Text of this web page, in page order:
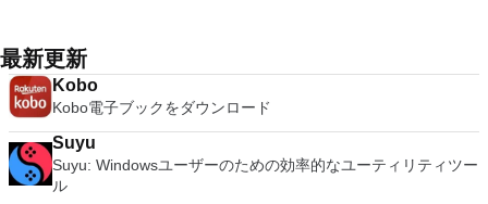
ューターへのログインに使用するのと同じユーザー名とパスワ
ードを入力するだけです。 WIN 7,8,8.1,10をサポートしま
す。 VNC ViewerのMacバージョンをお探しですか？ここから
ダウンロード
which is easy to master and supports remote Telnet or SSH
host connections then Tera Term is a good choice.
32ビットと64ビットの両方の仮想マシンを実行します。 2-
way Virtual SMPを活用します。 サードパーティの仮想マシン
とイメージを使用します。 ホストコンピューターと仮想マシ
ン間でデータを共有します。 幅広いホストおよびゲストオペ
レーティングシステムのサポート。 USB 2.0デバイスのサポー
ト。 起動時にアプライアンス情報を取得します。 直感的なホ
ームページインターフェイスを介して仮想マシンに簡単にアク
projects and putting them into the job queue. Features: Non-
linear video editing Apply filters and effects Transcode into
various formats Insert or extract audio streams Subtitle
processor Project system Powerful scripting capabilities
Graphical or command line interfaces Video encoders:
MPEG-4 AVC, XviD, MPEG-4 ASP, MPEG-2 Video, MPEG-1
Video, DV, ... Audio encoders: AC-3, AAC, MP3, MP2, Vorbis,
PCM, ... Container: AVI, MPEG-PS/TS, MP4, MKV, FLV, OGM,
最新更新
Kobo
Kobo電子ブックをダウンロード
Suyu
Suyu: Windowsユーザーのための効率的なユーティリティツー
ル